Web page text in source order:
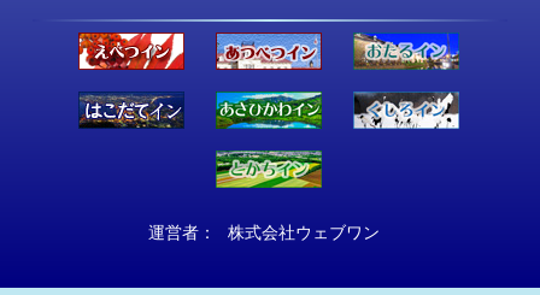
運営者： 株式会社ウェブワン